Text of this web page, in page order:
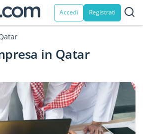
Accedi Registrati
in Qatar